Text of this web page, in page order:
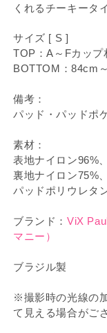
くれるチーキータ
サイズ [ S ]
TOP：A～Fカップ
BOTTOM：84cm
備考：
パッド・パッドポ
素材：
表地ナイロン96%
裏地ナイロン75%
パッドポリウレタ
ブランド： ViX
マニー）
ブラジル製
※撮影時の光線の
て見える場合がご